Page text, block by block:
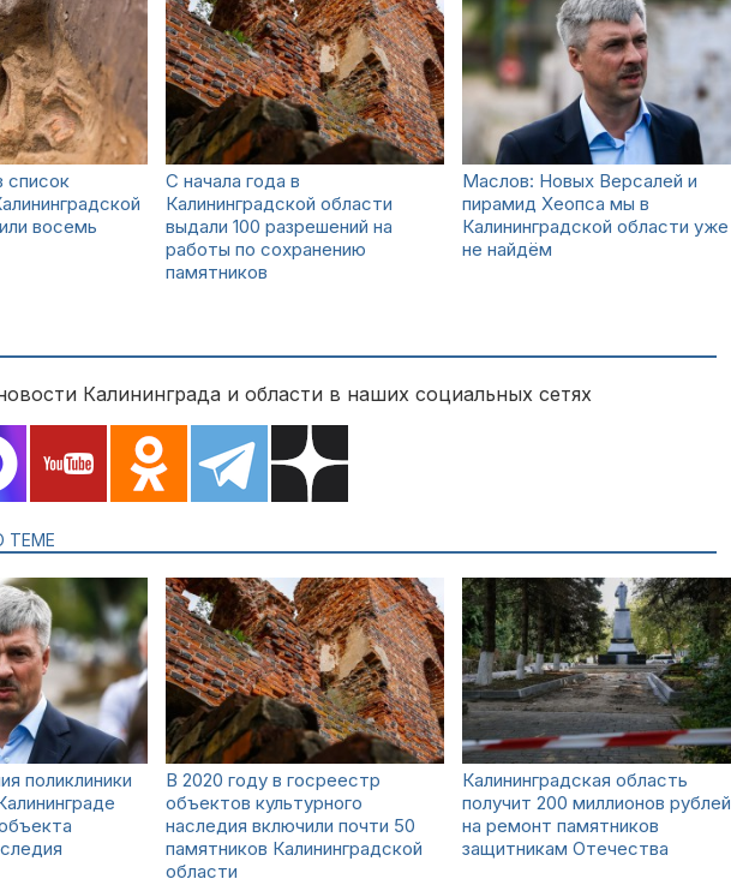
список
восемь
С начала года в
Калининградской области
выдали 100 разрешений на
работы по сохранению
памятников
Маслов: Новых Версалей и
пирамид Хеопса мы в
Калининградской области уже
не найдём
Калининграда и области в наших социальных сетях
ТЕМЕ
поликлиники
В 2020 году в госреестр
объектов культурного
наследия включили почти 50
памятников Калининградской
области
Калининградская область
получит 200 миллионов рублей
на ремонт памятников
защитникам Отечества